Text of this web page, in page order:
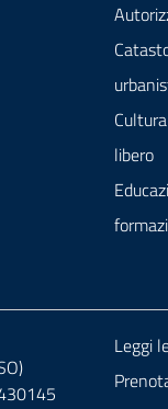
libero
Leggi